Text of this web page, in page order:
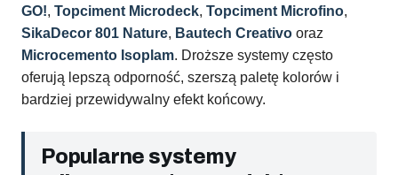
GO!, Topciment Microdeck, Topciment Microfino,
SikaDecor 801 Nature, Bautech Creativo oraz
Microcemento Isoplam. Droższe systemy często
oferują lepszą odporność, szerszą paletę kolorów i
bardziej przewidywalny efekt końcowy.
Popularne systemy